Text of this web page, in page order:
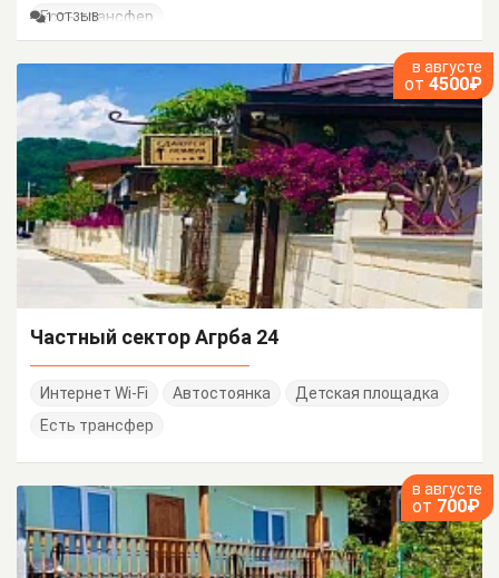
Есть трансфер
1 ОТЗЫВ
в августе
от 4500₽
Частный сектор Агрба 24
Интернет Wi-Fi Автостоянка
Детская площадка
Есть трансфер
в августе
от 700₽